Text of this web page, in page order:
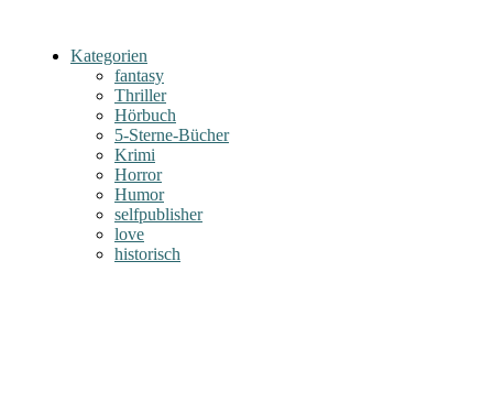
Kategorien
fantasy
Thriller
Hörbuch
5-Sterne-Bücher
Krimi
Horror
Humor
selfpublisher
love
historisch